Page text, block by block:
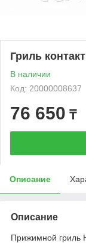
Гриль
В наличии
Код: 20000008637
76 650 ₸
Описание
Описание
Прижимной гриль